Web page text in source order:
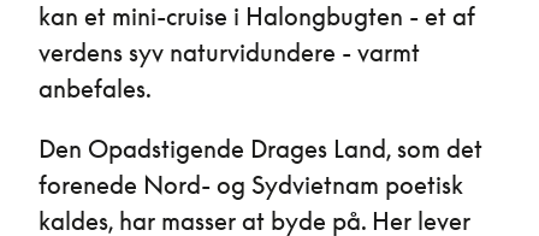
kan et mini-cruise i Halongbugten - et af
verdens syv naturvidundere - varmt
anbefales.
Den Opadstigende Drages Land, som det
forenede Nord- og Sydvietnam poetisk
kaldes, har masser at byde på. Her lever